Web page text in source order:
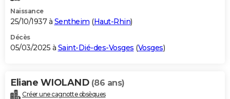
Naissance
25/10/1937 à Sentheim (Haut-Rhin)
Décès
05/03/2025 à Saint-Dié-des-Vosges (Vosges)
Eliane WIOLAND (86 ans)
Créer une cagnotte obsèques